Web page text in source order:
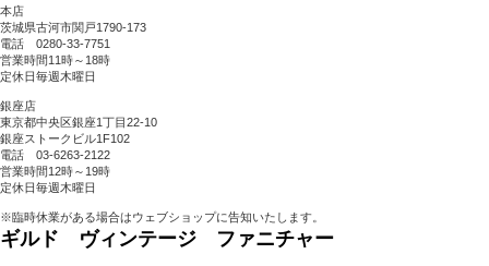
本店
茨城県古河市関戸1790-173
電話 0280-33-7751
営業時間11時～18時
定休日毎週木曜日
銀座店
東京都中央区銀座1丁目22-10
銀座ストークビル1F102
電話 03-6263-2122
営業時間12時～19時
定休日毎週木曜日
※臨時休業がある場合はウェブショップに告知いたします。
ギルド ヴィンテージ ファニチャー